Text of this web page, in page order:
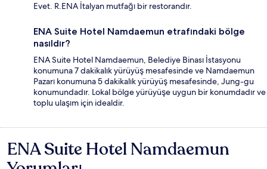
Evet. R.ENA İtalyan mutfağı bir restorandır.
ENA Suite Hotel Namdaemun etrafındaki bölge
nasıldır?
ENA Suite Hotel Namdaemun, Belediye Binası İstasyonu
konumuna 7 dakikalık yürüyüş mesafesinde ve Namdaemun
Pazarı konumuna 5 dakikalık yürüyüş mesafesinde, Jung-gu
konumundadır. Lokal bölge yürüyüşe uygun bir konumdadır ve
toplu ulaşım için idealdir.
Yorumlar
ENA Suite Hotel Namdaemun